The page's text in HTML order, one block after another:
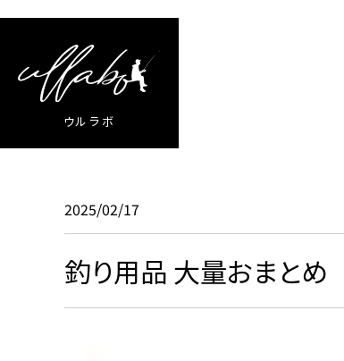
ウルラボ
2025/02/17
釣り用品 大量おまとめ